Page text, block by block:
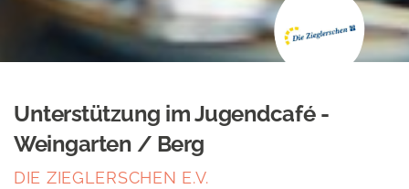
Unterstützung im Jugendcafé -
Weingarten / Berg
DIE ZIEGLERSCHEN E.V.